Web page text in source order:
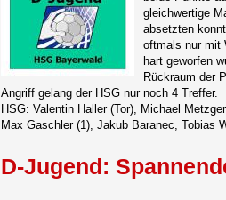
gleichwertige
absetzten
oftmals nur mit
hart geworfen
Rückraum der
Angriff gelang der HSG nur noch 4 Treffer.
HSG: Valentin Haller (Tor), Michael
Max Gaschler (1), Jakub Baranec, Tobias
D-Jugend: